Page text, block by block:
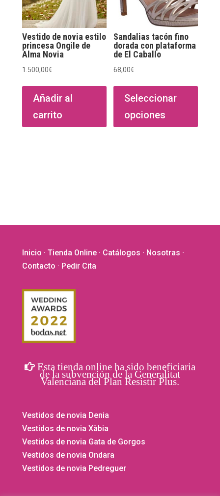
Vestido de novia estilo
princesa Ongile de
Alma Novia
1.500,00€
Añadir al
carrito
Sandalias tacón fino
dorada con plataforma
de El Caballo
68,00€
Seleccionar
opciones
Inicio · Tienda Online· Catálogos · Nosotras ·
Contacto · Pedir Cita
Esta tienda online ha sido beneficiaria
de la subvención de la Generalitat
Valenciana del Plan Resistir Plus.
Vestidos de novia Denia
Vestidos de novia Xàbia
Vestidos de novia Gata de Gorgos
Vestidos de novia Ondara
Vestidos de novia Pedreguer